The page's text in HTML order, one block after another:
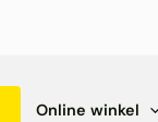
Online winkel